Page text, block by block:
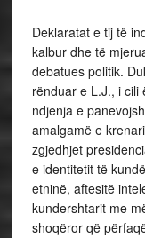
Deklaratat e tij të
kalbur dhe të
debatues politik.
rënduar e L.J., i cili
ndjenja e
amalgamë e
zgjedhjet
e identitetit të
etninë, aftesitë
kundershtarit me
shoqëror që